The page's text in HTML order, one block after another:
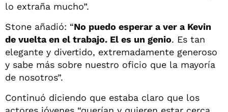
lo extraña mucho”.
Stone añadió: “No puedo esperar a ver a Kevin
de vuelta en el trabajo. El es un genio. Es tan
elegante y divertido, extremadamente generoso
y sabe más sobre nuestro oficio que la mayoría
de nosotros”.
Continuó diciendo que estaba claro que los